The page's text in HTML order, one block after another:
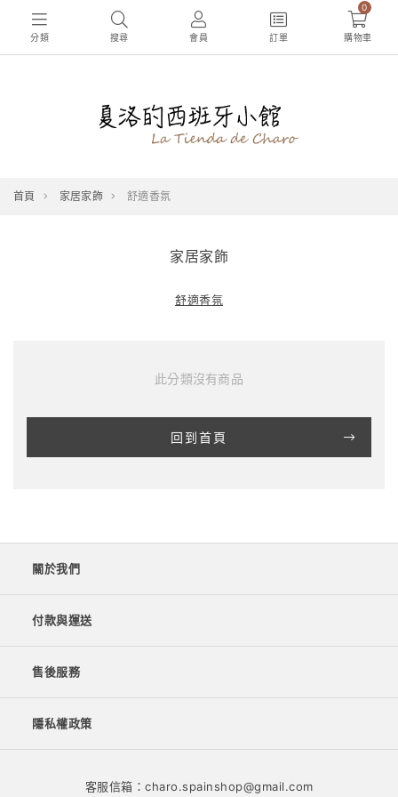
分類 搜尋 會員 訂單
0
購物車
首頁 家居家飾 舒適香氛
家居家飾
舒適香氛
此分類沒有商品
回到首頁
關於我們
付款與運送
售後服務
隱私權政策
客服信箱：charo.spainshop@gmail.com